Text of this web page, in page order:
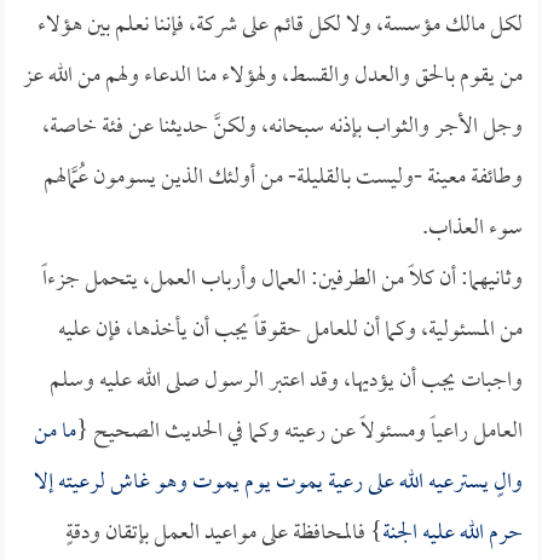
لكل مالك مؤسسة، ولا لكل قائم على شركة، فإننا نعلم بين هؤلاء
من يقوم بالحق والعدل والقسط، ولهؤلاء منا الدعاء ولهم من الله عز
وجل الأجر والثواب بإذنه سبحانه، ولكنَّ حديثنا عن فئة خاصة،
وطائفة معينة -وليست بالقليلة- من أولئك الذين يسومون عُمَّالهم
سوء العذاب.
وثانيهما: أن كلاً من الطرفين: العمال وأرباب العمل، يتحمل جزءاً
من المسئولية، وكما أن للعامل حقوقاً يجب أن يأخذها، فإن عليه
واجبات يجب أن يؤديها، وقد اعتبر الرسول صلى الله عليه وسلم
العامل راعياً ومسئولاً عن رعيته وكما في الحديث الصحيح {ما من
والٍ يسترعيه الله على رعية يموت يوم يموت وهو غاش لرعيته إلا
حرم الله عليه الجنة} فالمحافظة على مواعيد العمل بإتقان ودقةٍ